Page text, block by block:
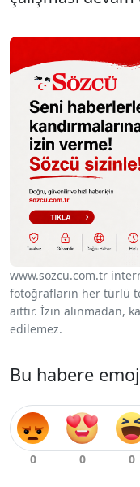
www.sozcu.com.tr
fotoğrafların her türlü
aittir. İzin alınmadan,
edilemez.
Bu habere